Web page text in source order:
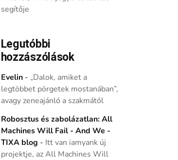
segítője
Legutóbbi
hozzászólások
Evelin- „Dalok, amiket a
legtöbbet pörgetek mostanában”,
avagy zeneajánló a szakmától
Robosztus és zabolázatlan: All
Machines Will Fail - And We -
TIXA blog - Itt van iamyank új
projektje, az All Machines Will